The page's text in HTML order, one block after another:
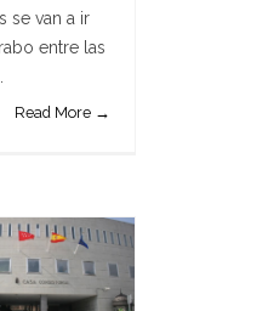
se van a ir
entre las
Read More →